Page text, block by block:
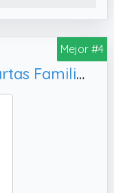
y
Mejor #4
UNO Flip - Juego de Cartas Familiar - 112 Cartas Doble Cara - Fomenta la Estrategia - Versión Competitiva - Regalo para Niños de 7+ Años y Adultos, GDR44